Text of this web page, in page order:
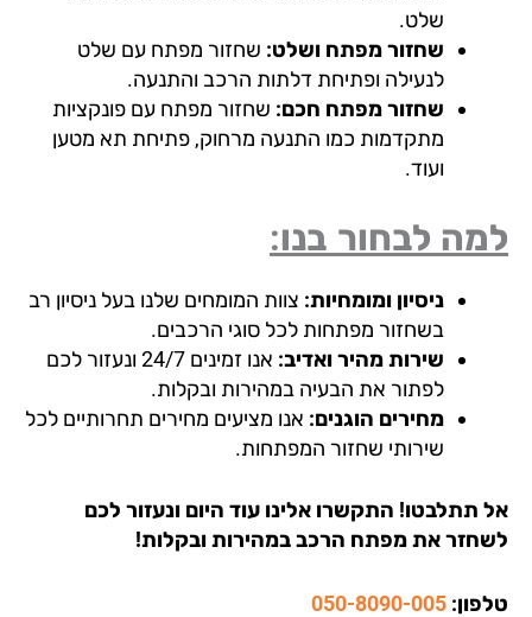
שלט.
שחזור מפתח ושלט:שחזור מפתח עם שלט
לנעילה ופתיחת דלתות הרכב והתנעה.
שחזור מפתח חכם:שחזור מפתח עם פונקציות
מתקדמות כמו התנעה מרחוק, פתיחת תא מטען
לבחור בנו:
ניסיון ומומחיות:צוות המומחים שלנו בעל ניסיון רב
בשחזור מפתחות לכל סוגי הרכבים.
שירות מהיר ואדיב:
אנו זמינים 24/7 ונעזור לכם
לפתור את הבעיה במהירות ובקלות.
מחירים הוגנים:אנו מציעים מחירים תחרותיים לכל
שירותי שחזור המפתחות.
תתלבטו! התקשרו אלינו עוד היום ונעזור לכם
את מפתח הרכב במהירות ובקלות!
050-8090-005